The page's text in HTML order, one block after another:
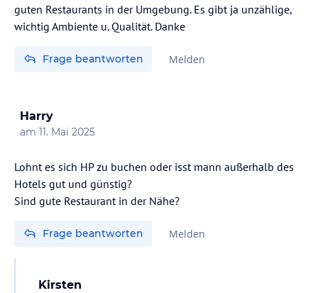
guten Restaurants in der Umgebung. Es gibt ja unzählige,
wichtig Ambiente u. Qualität. Danke
Frage beantworten Melden
Harry
am 11. Mai 2025
Lohnt es sich HP zu buchen oder isst mann außerhalb des
Hotels gut und günstig?
Sind gute Restaurant in der Nähe?
Frage beantworten Melden
Kirsten